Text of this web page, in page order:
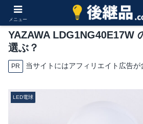
YAZAWA LDG1NG40E17W
選ぶ？
PR 当サイトにはアフィリエイト広告が
LED電球
メニュー